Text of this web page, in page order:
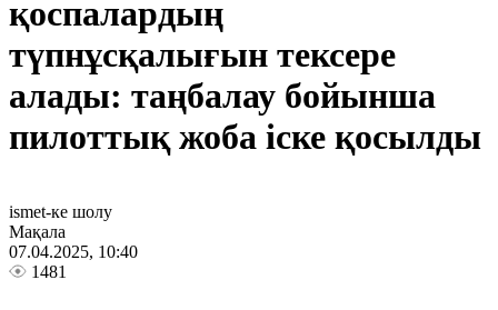
қоспалардың
түпнұсқалығын тексере
алады: таңбалау бойынша
пилоттық жоба іске қосылды
ismet-ке шолу
Мақала
07.04.2025, 10:40
1481